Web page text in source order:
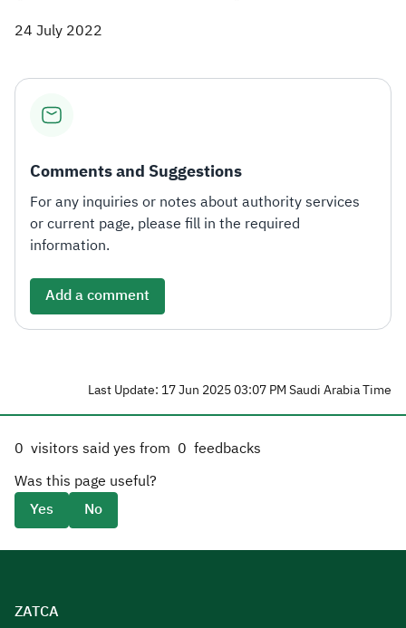
24 July 2022
Comments and Suggestions
For any inquiries or notes about authority services
or current page, please fill in the required
information.
Add a comment
Last Update: 17 Jun 2025 03:07 PM Saudi Arabia Time
0 visitors said yes from 0 feedbacks
Was this page useful?
Yes
No
ZATCA